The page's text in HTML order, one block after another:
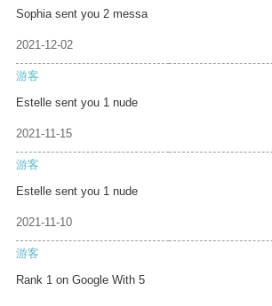
Sophia sent you 2 messa
2021-12-02
游客
Estelle sent you 1 nude
2021-11-15
游客
Estelle sent you 1 nude
2021-11-10
游客
Rank 1 on Google With 5